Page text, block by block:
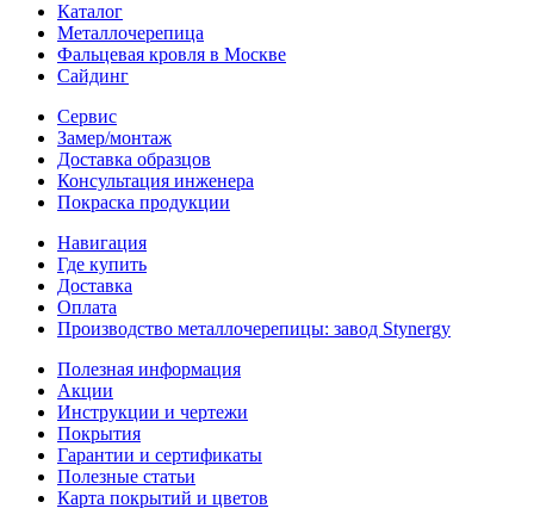
Каталог
Металлочерепица
Фальцевая кровля в Москве
Сайдинг
Сервис
Замер/монтаж
Доставка образцов
Консультация инженера
Покраска продукции
Навигация
Где купить
Доставка
Оплата
Производство металлочерепицы: завод Stynergy
Полезная информация
Акции
Инструкции и чертежи
Покрытия
Гарантии и сертификаты
Полезные статьи
Карта покрытий и цветов